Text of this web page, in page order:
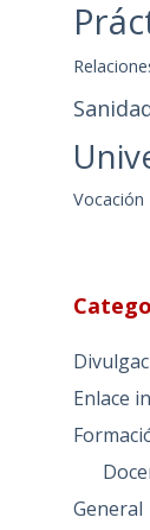
Vocación
Enlace
General